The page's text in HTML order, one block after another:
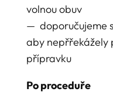
volnou obuv
— doporučujeme
aby nepřřekážely
přípravku
Po proceduře